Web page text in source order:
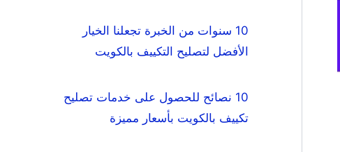
10 سنوات من الخبرة تجعلنا الخيار
الأفضل لتصليح التكييف بالكويت
10 نصائح للحصول على خدمات تصليح
تكييف بالكويت بأسعار مميزة